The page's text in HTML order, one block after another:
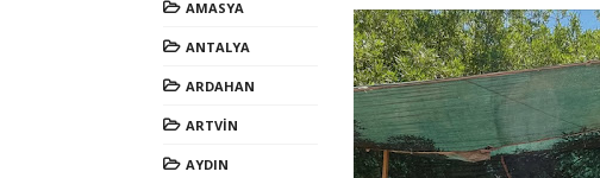
AMASYA
ANTALYA
ARDAHAN
ARTVİN
AYDIN